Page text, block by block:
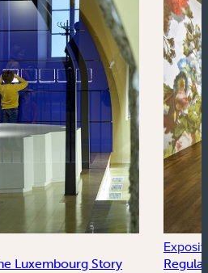
Luxembourg Story